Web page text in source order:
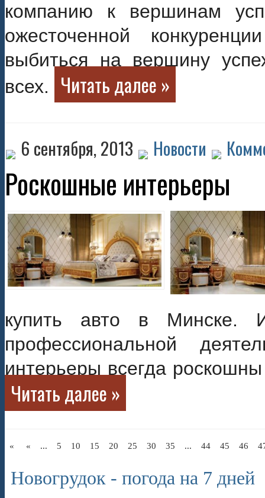
компанию к вершинам
ожесточенной
выбиться на вершину
всех.
Читать далее »
6 сентября, 2013 Новости
Роскошные интерьеры
купить авто в Минске.
профессиональной
интерьеры всегда
Читать далее »
« « ... 5 10 15 20 25 30 35 ... 44 45 46
Новогрудок - погода на 7 дней